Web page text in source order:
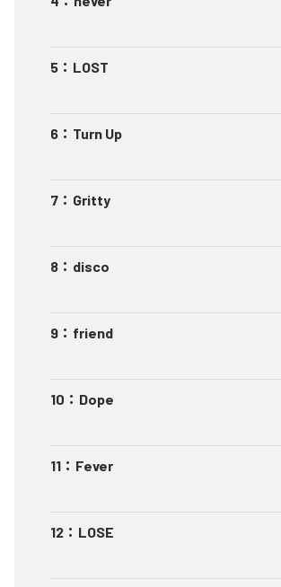
5 ： LOST
6 ： Turn Up
7 ： Gritty
8 ： disco
9 ： friend
10 ： Dope
11 ： Fever
12 ： LOSE